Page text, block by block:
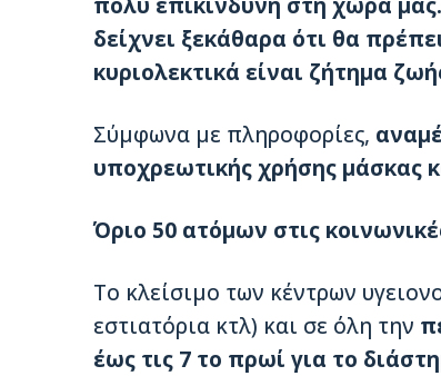
πολύ επικίνδυνη στη χώρα
δείχνει ξεκάθαρα ότι θα
κυριολεκτικά είναι ζήτημα
Σύμφωνα με πληροφορίες,
υποχρεωτικής χρήσης μάσκας
Όριο 50 ατόμων στις
Το κλείσιμο των κέντρων
εστιατόρια κτλ) και σε όλη την
έως τις 7 το πρωί για το